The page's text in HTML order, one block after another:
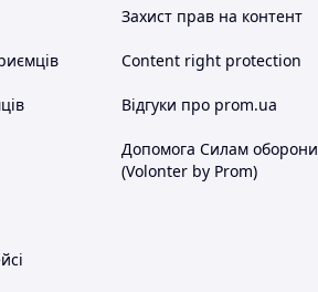
Захист прав на контент
Content right protection
Відгуки про prom.ua
Допомога Силам оборони
(Volonter by Prom)